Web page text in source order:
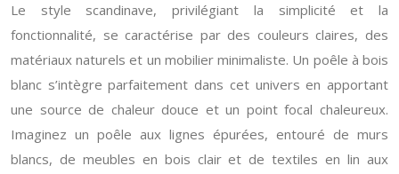
Le style scandinave, privilégiant la simplicité et la
fonctionnalité, se caractérise par des couleurs claires, des
matériaux naturels et un mobilier minimaliste. Un poêle à bois
blanc s’intègre parfaitement dans cet univers en apportant
une source de chaleur douce et un point focal chaleureux.
Imaginez un poêle aux lignes épurées, entouré de murs
blancs, de meubles en bois clair et de textiles en lin aux